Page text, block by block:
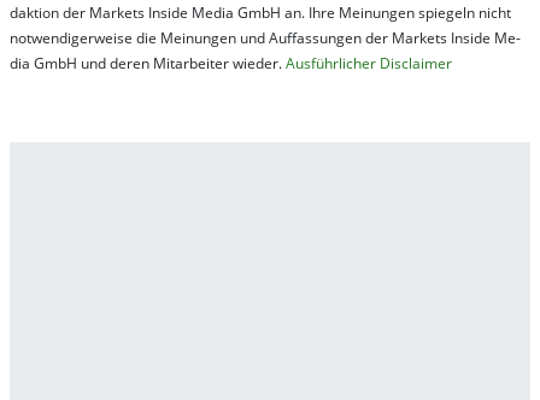
dak­tion der Mar­kets In­side Me­dia GmbH an. Ihre Mei­nung­en spie­geln nicht
not­wen­di­ger­wei­se die Mei­nung­en und Auf­fas­sung­en der Mar­kets In­side Me­
dia GmbH und de­ren Mit­ar­bei­ter wie­der.Aus­führ­lich­er Dis­clai­mer